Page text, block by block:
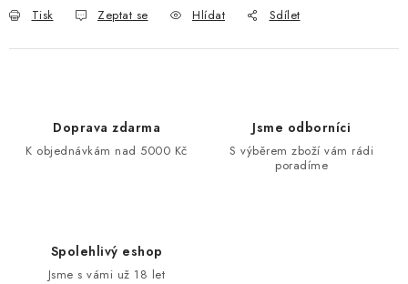
Tisk Zeptat se Hlídat Sdílet
Doprava zdarma
K objednávkám nad 5000 Kč
Jsme odborníci
S výběrem zboží vám rádi
poradíme
Spolehlivý eshop
Jsme s vámi už 18 let